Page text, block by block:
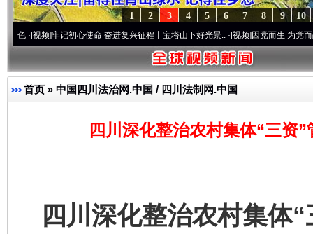
10
9
8
7
6
5
4
3
2
1
牢记初心使命 奋进复兴征程丨宝塔山下好光景..·[视频]因党而生 为党而战——百年“
首页 » 中国四川法治网.中国 / 四川法制网.中国
四川深化整治农村集体“三资
四川深化整治农村集体